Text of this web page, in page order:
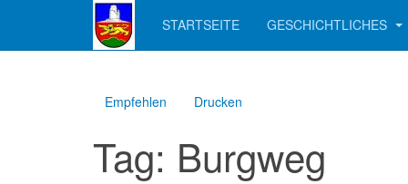
STARTSEITE GESCHICHTLICHES
Empfehlen Drucken
Tag: Burgweg